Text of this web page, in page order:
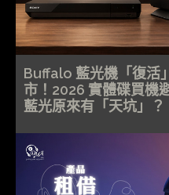
Buffalo 藍光機「復活
市！2026 實體碟買機
藍光原來有「天坑」？